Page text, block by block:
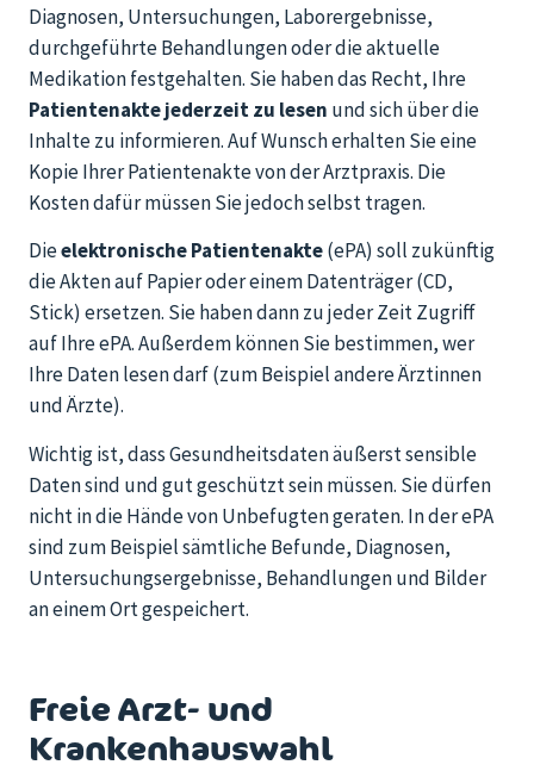
Diagnosen, Untersuchungen, Laborergebnisse,
durchgeführte Behandlungen oder die aktuelle
Medikation festgehalten. Sie haben das Recht, Ihre
Patientenakte jederzeit zu lesen und sich über die
Inhalte zu informieren. Auf Wunsch erhalten Sie eine
Kopie Ihrer Patientenakte von der Arztpraxis. Die
Kosten dafür müssen Sie jedoch selbst tragen.
Dieelektronische Patientenakte(ePA) soll zukünftig
die Akten auf Papier oder einem Datenträger (CD,
Stick) ersetzen. Sie haben dann zu jeder Zeit Zugriff
auf Ihre ePA. Außerdem können Sie bestimmen, wer
Ihre Daten lesen darf (zum Beispiel andere Ärztinnen
und Ärzte).
Wichtig ist, dass Gesundheitsdaten äußerst sensible
Daten sind und gut geschützt sein müssen. Sie dürfen
nicht in die Hände von Unbefugten geraten. In der ePA
sind zum Beispiel sämtliche Befunde, Diagnosen,
Untersuchungsergebnisse, Behandlungen und Bilder
an einem Ort gespeichert.
Freie Arzt- und
Krankenhauswahl